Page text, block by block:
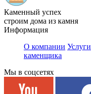
Каменный успех
строим дома из камня
Информация
О компании Услуги
каменщика
Мы в соцсетях